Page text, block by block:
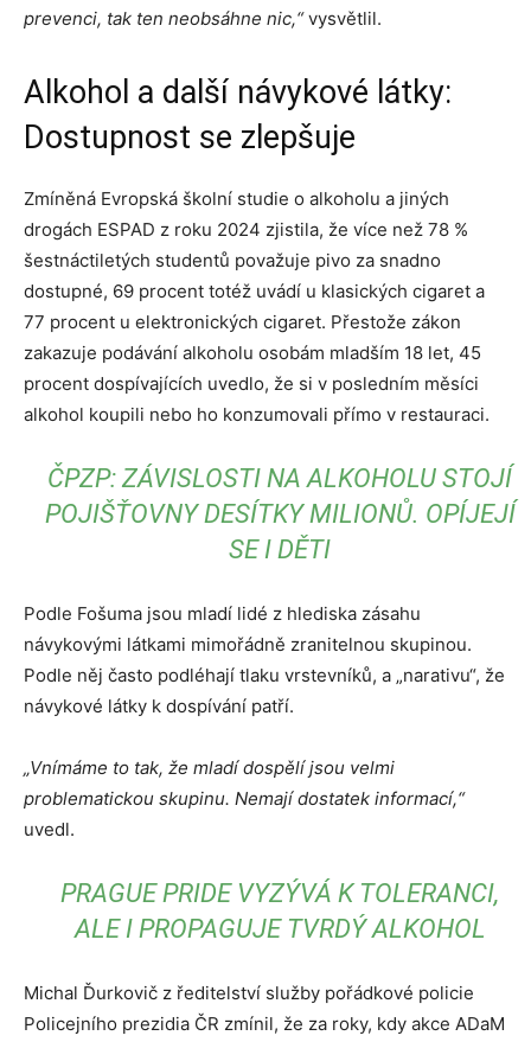
prevenci, tak ten neobsáhne nic,“vysvětlil.
Alkohol a další návykové látky:
Dostupnost se zlepšuje
Zmíněná Evropská školní studie o alkoholu a jiných
drogách ESPAD z roku 2024 zjistila, že více než 78 %
šestnáctiletých studentů považuje pivo za snadno
dostupné, 69 procent totéž uvádí u klasických cigaret a
77 procent u elektronických cigaret. Přestože zákon
zakazuje podávání alkoholu osobám mladším 18 let, 45
procent dospívajících uvedlo, že si v posledním měsíci
alkohol koupili nebo ho konzumovali přímo v restauraci.
ČPZP: ZÁVISLOSTI NA ALKOHOLU STOJÍ
POJIŠŤOVNY DESÍTKY MILIONŮ. OPÍJEJÍ
SE I DĚTI
Podle Fošuma jsou mladí lidé z hlediska zásahu
návykovými látkami mimořádně zranitelnou skupinou.
Podle něj často podléhají tlaku vrstevníků, a „narativu“, že
návykové látky k dospívání patří.
„Vnímáme to tak, že mladí dospělí jsou velmi
problematickou skupinu. Nemají dostatek informací,“
uvedl.
PRAGUE PRIDE VYZÝVÁ K TOLERANCI,
ALE I PROPAGUJE TVRDÝ ALKOHOL
Michal Ďurkovič z ředitelství služby pořádkové policie
Policejního prezidia ČR zmínil, že za roky, kdy akce ADaM